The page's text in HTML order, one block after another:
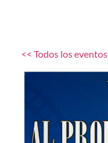
<< Todos los eventos